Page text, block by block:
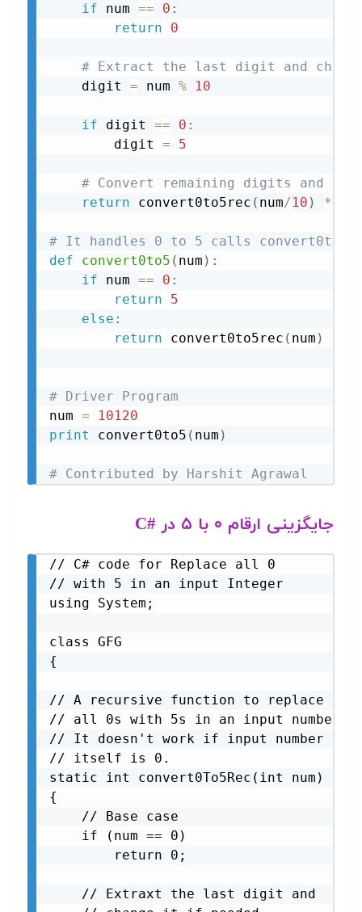
if num == 0 :
return
0
# Extract the last digit and
    digit
= num % 10
if digit == 0 :
        digit
= 5
# Convert remaining digits and
return convert0to5rec ( num/10 ) *
# It handles 0 to 5 calls
def
convert0to5 ( num ) :
if num == 0 :
return
5
else :
return convert0to5rec ( num )
# Driver Program
num =
10120
print
convert0to5 ( num )
# Contributed by Harshit Agrawal
جایگزینی ارقام ۰ با ۵ در #C
// C# code for Replace all 0
// with 5 in an input Integer
using System;
class GFG
{
// A recursive function to replace
// all 0s with 5s in an input number.
// It doesn't work if input number
// itself is 0.
static int convert0To5Rec(int num)
{
    // Base case
    if (num == 0)
        return 0;
    // Extraxt the last digit and